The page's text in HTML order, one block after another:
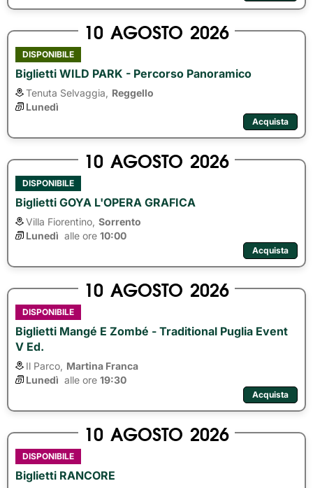
10 AGOSTO 2026
DISPONIBILE
Biglietti WILD PARK - Percorso Panoramico
Tenuta Selvaggia,
Reggello
Lunedì
Acquista
10 AGOSTO 2026
DISPONIBILE
Biglietti GOYA L'OPERA GRAFICA
Villa Fiorentino, Sorrento
Lunedì alle ore 10:00
Acquista
10 AGOSTO 2026
DISPONIBILE
Biglietti Mangé E Zombé - Traditional Puglia Event
V Ed.
Il Parco, Martina Franca
Lunedì alle ore 19:30
Acquista
10 AGOSTO 2026
DISPONIBILE
Biglietti RANCORE